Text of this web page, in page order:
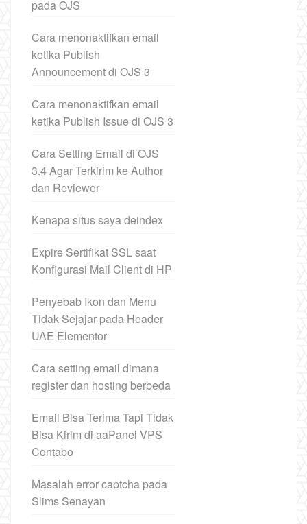
pada OJS
Cara menonaktifkan email
ketika Publish
Announcement di OJS 3
Cara menonaktifkan email
ketika Publish Issue di OJS 3
Cara Setting Email di OJS
3.4 Agar Terkirim ke Author
dan Reviewer
Kenapa situs saya deindex
Expire Sertifikat SSL saat
Konfigurasi Mail Client di HP
Penyebab Ikon dan Menu
Tidak Sejajar pada Header
UAE Elementor
Cara setting email dimana
register dan hosting berbeda
Email Bisa Terima Tapi Tidak
Bisa Kirim di aaPanel VPS
Contabo
Masalah error captcha pada
Slims Senayan